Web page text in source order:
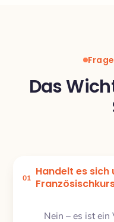
Das
01 Handelt es sich
Nein – es ist